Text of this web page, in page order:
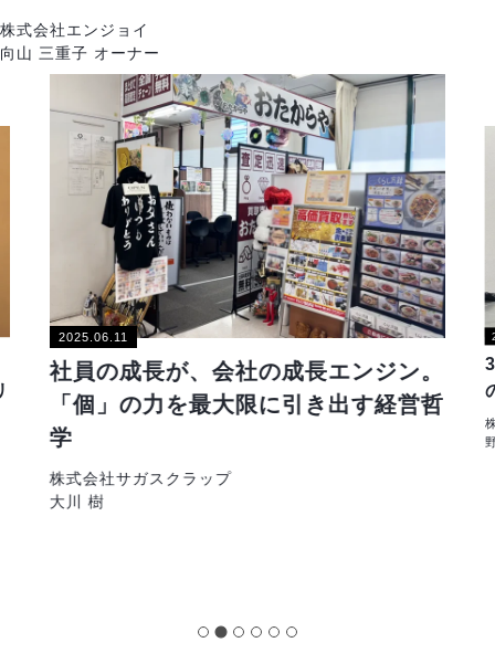
株式会社エンジョイ
向山 三重子 オーナー
2025.06.11
社員の成長が、会社の成長エンジン。
「個」の力を最大限に引き出す経営哲
学
株式会社サガスクラップ
大川 樹